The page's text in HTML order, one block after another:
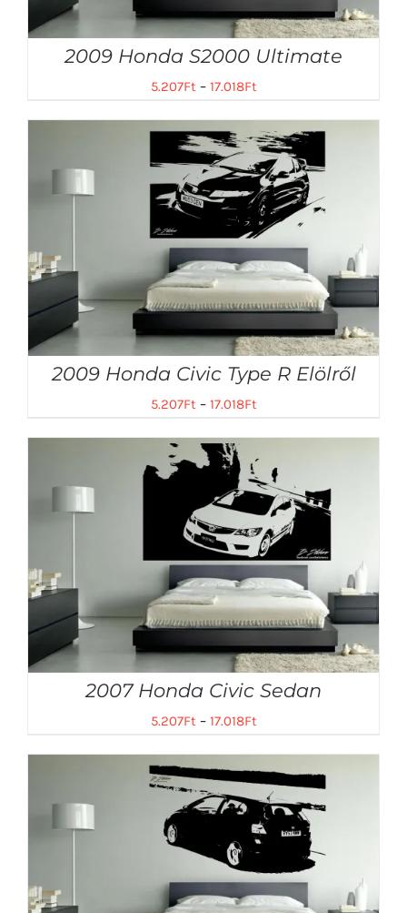
2009 Honda S2000 Ultimate
5.207Ft– 17.018Ft
2009 Honda Civic Type R Elölről
5.207Ft– 17.018Ft
2007 Honda Civic Sedan
5.207Ft– 17.018Ft